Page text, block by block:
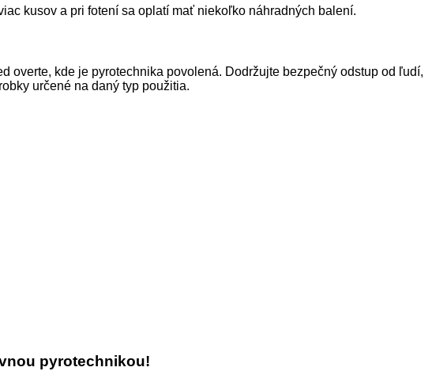
kusov a pri fotení sa oplatí mať niekoľko náhradných balení.
overte, kde je pyrotechnika povolená. Dodržujte bezpečný odstup od ľudí,
určené na daný typ použitia.
pyrotechnikou!